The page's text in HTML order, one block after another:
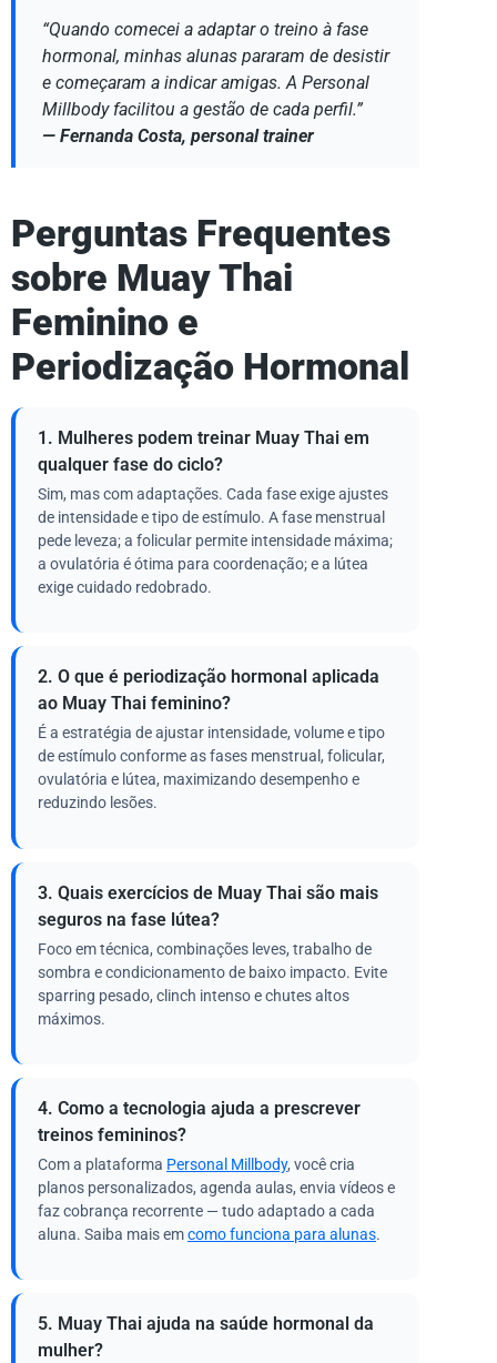
“Quando comecei a adaptar o treino à fase
hormonal, minhas alunas pararam de desistir
e começaram a indicar amigas. A Personal
Millbody facilitou a gestão de cada perfil.”
— Fernanda Costa, personal trainer
Perguntas Frequentes
sobre Muay Thai
Feminino e
Periodização Hormonal
1. Mulheres podem treinar Muay Thai em
qualquer fase do ciclo?
Sim, mas com adaptações. Cada fase exige ajustes
de intensidade e tipo de estímulo. A fase menstrual
pede leveza; a folicular permite intensidade máxima;
a ovulatória é ótima para coordenação; e a lútea
exige cuidado redobrado.
2. O que é periodização hormonal aplicada
ao Muay Thai feminino?
É a estratégia de ajustar intensidade, volume e tipo
de estímulo conforme as fases menstrual, folicular,
ovulatória e lútea, maximizando desempenho e
reduzindo lesões.
3. Quais exercícios de Muay Thai são mais
seguros na fase lútea?
Foco em técnica, combinações leves, trabalho de
sombra e condicionamento de baixo impacto. Evite
sparring pesado, clinch intenso e chutes altos
máximos.
4. Como a tecnologia ajuda a prescrever
treinos femininos?
Com a plataforma Personal Millbody, você cria
planos personalizados, agenda aulas, envia vídeos e
faz cobrança recorrente — tudo adaptado a cada
aluna. Saiba mais emcomo funciona para alunas.
5. Muay Thai ajuda na saúde hormonal da
mulher?